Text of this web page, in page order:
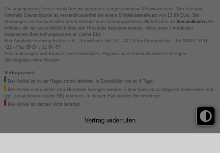
Die angegebenen Preise beinhalten die gesetzlich vorgeschriebene Mehrwertsteuer. Der Versand
innerhalb Deutschlands ist versandkostenfrei bei einem Mindestbestellwert von 13,99 Euro. Bei
Sendungen ins Ausland fallen durch erhöhte Versicherungsgebühren Mehrkosten an VersandkostenBei
Artikeln, die wir ausschließlich über den Hersteller beziehen können, fallen unter Umständen
sogenannte Beschaffungskosten an (siehe BK).
Bad Apotheke Henning Fichter e.K. - Frankfurter Str. 27 - 49214 Bad Rothenfelde - Tel 0800 / 10 11
422 - Fax 05424 / 21 64 47
Preisänderungen und Irrtümer sind vorbehalten. Abgabe nur in haushaltsüblichen Mengen.
Alle Angaben ohne Gewähr.
Verfügbarkeit:
Der Artikel ist in der Regel sofort lieferbar, in Einzelfällen bis zu 6 Tage.
Der Artikel muss direkt vom Hersteller bezogen werden. Daher kann es zu längeren Lieferzeiten und
ggf. Zusatzkosten (siehe BK) kommen. In diesem Fall werden Sie informiert.
Der Artikel ist derzeit nicht lieferbar.
Vertrag widerrufen